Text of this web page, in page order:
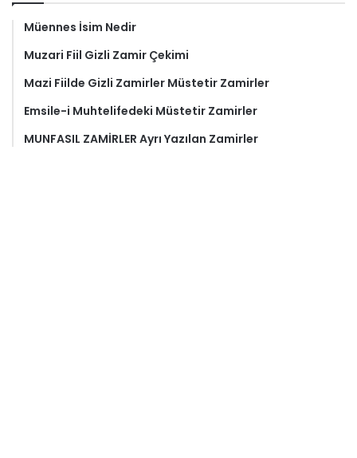
Müennes İsim Nedir
Muzari Fiil Gizli Zamir Çekimi
Mazi Fiilde Gizli Zamirler Müstetir Zamirler
Emsile-i Muhtelifedeki Müstetir Zamirler
MUNFASIL ZAMİRLER Ayrı Yazılan Zamirler